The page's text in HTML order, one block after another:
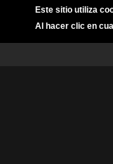
Este sitio utiliza
Al hacer clic en